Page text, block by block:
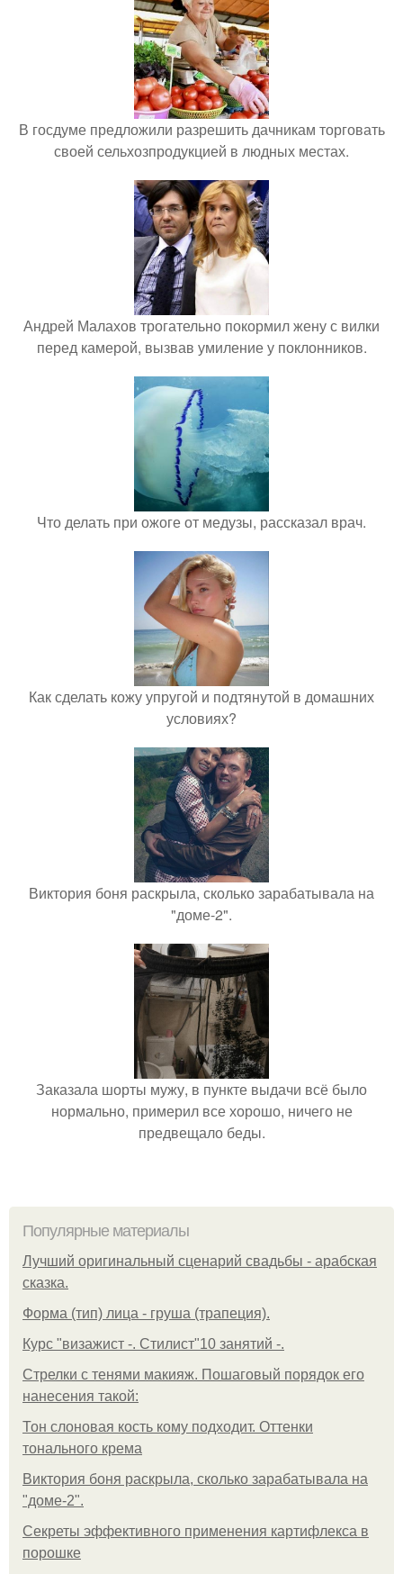
В госдуме предложили разрешить дачникам торговать
своей сельхозпродукцией в людных местах.
Андрей Малахов трогательно покормил жену с вилки
перед камерой, вызвав умиление у поклонников.
Что делать при ожоге от медузы, рассказал врач.
Как сделать кожу упругой и подтянутой в домашних
условиях?
Виктория боня раскрыла, сколько зарабатывала на
"доме-2".
Заказала шорты мужу, в пункте выдачи всё было
нормально, примерил все хорошо, ничего не
предвещало беды.
Популярные материалы
Лучший оригинальный сценарий свадьбы - арабская
сказка.
Форма (тип) лица - груша (трапеция).
Курс "визажист -. Стилист"10 занятий -.
Стрелки с тенями макияж. Пошаговый порядок его
нанесения такой:
Тон слоновая кость кому подходит. Оттенки
тонального крема
Виктория боня раскрыла, сколько зарабатывала на
"доме-2".
Секреты эффективного применения картифлекса в
порошке